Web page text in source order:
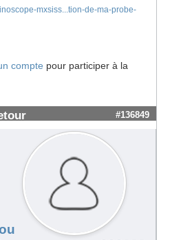
mxsiss...tion-de-ma-probe-
compte pour participer à la
#136849